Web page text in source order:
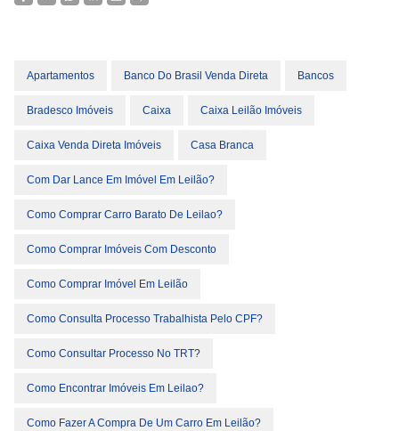
Apartamentos Banco Do Brasil Venda Direta Bancos
Bradesco Imóveis Caixa Caixa Leilão Imóveis
Caixa Venda Direta Imóveis Casa Branca
Com Dar Lance Em Imóvel Em Leilão?
Como Comprar Carro Barato De Leilao?
Como Comprar Imóveis Com Desconto
Como Comprar Imóvel Em Leilão
Como Consulta Processo Trabalhista Pelo CPF?
Como Consultar Processo No TRT?
Como Encontrar Imóveis Em Leilao?
Como Fazer A Compra De Um Carro Em Leilão?